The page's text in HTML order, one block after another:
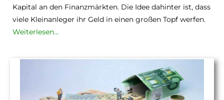
Kapital an den Finanzmärkten. Die Idee dahinter ist, dass
viele Kleinanleger ihr Geld in einen großen Topf werfen.
Weiterlesen…